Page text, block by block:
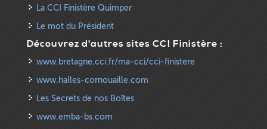
La CCI Finistère Quimper
Le mot du Président
Découvrez d'autres sites CCI Finistère :
www.bretagne.cci.fr/ma-cci/cci-finistere
www.halles-cornouaille.com
Les Secrets de nos Boîtes
www.emba-bs.com